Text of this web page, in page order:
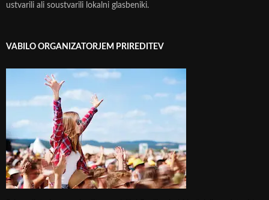
ustvarili ali soustvarili lokalni glasbeniki.
VABILO ORGANIZATORJEM PRIREDITEV